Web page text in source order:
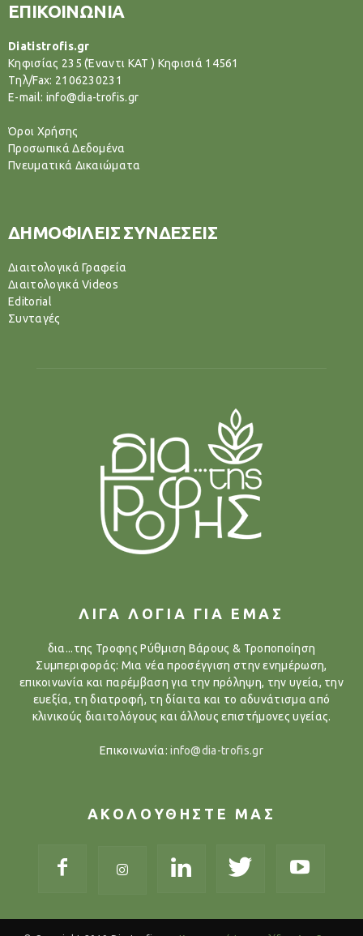
ΕΠΙΚΟΙΝΩΝΙΑ
Diatistrofis.gr
Κηφισίας 235 (Έναντι ΚΑΤ ) Κηφισιά 14561
Tηλ/Fax: 2106230231
E-mail: info@dia-trofis.gr
Όροι Χρήσης
Προσωπικά Δεδομένα
Πνευματικά Δικαιώματα
ΔΗΜΟΦΙΛΕΙΣ ΣΥΝΔΕΣΕΙΣ
Διαιτολογικά Γραφεία
Διαιτολογικά Videos
Editorial
Συνταγές
ΛΙΓΑ ΛΟΓΙΑ ΓΙΑ ΕΜΑΣ
δια...της Τροφης Ρύθμιση Βάρους & Τροποποίηση
Συμπεριφοράς: Μια νέα προσέγγιση στην ενημέρωση,
επικοινωνία και παρέμβαση για την πρόληψη, την υγεία, την
ευεξία, τη διατροφή, τη δίαιτα και το αδυνάτισμα από
κλινικούς διαιτολόγους και άλλους επιστήμονες υγείας.
Επικοινωνία:info@dia-trofis.gr
ΑΚΟΛΟΥΘΗΣΤΕ ΜΑΣ